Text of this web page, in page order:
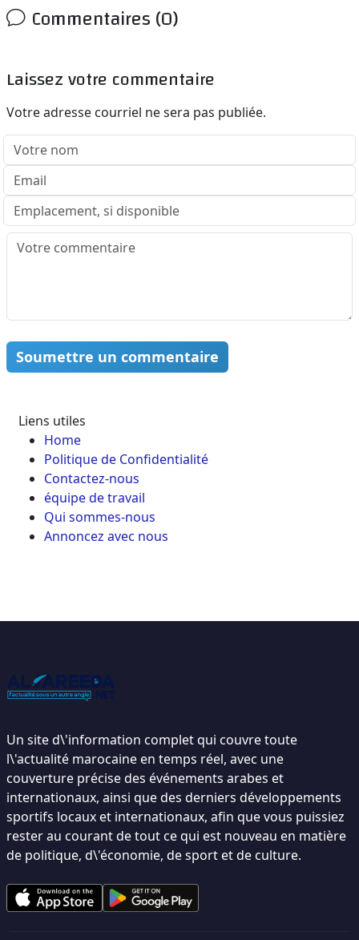
Commentaires (0)
Laissez votre commentaire
Votre adresse courriel ne sera pas publiée.
Soumettre un commentaire
Liens utiles
Home
Politique de Confidentialité
Contactez-nous
équipe de travail
Qui sommes-nous
Annoncez avec nous
Un site d\'information complet qui couvre toute
l\'actualité marocaine en temps réel, avec une
couverture précise des événements arabes et
internationaux, ainsi que des derniers développements
sportifs locaux et internationaux, afin que vous puissiez
rester au courant de tout ce qui est nouveau en matière
de politique, d\'économie, de sport et de culture.